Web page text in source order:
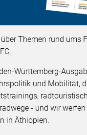
Themen rund ums
Württemberg-
und Mobilität,
- und wir
in Äthiopien.